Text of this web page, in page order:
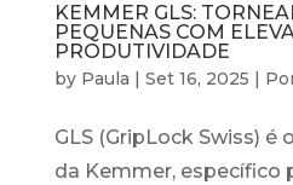
KEMMER GLS:
PEQUENAS COM
PRODUTIVIDADE
by Paula Set 16, 2025
GLS (GripLock Swiss)
da Kemmer, específico